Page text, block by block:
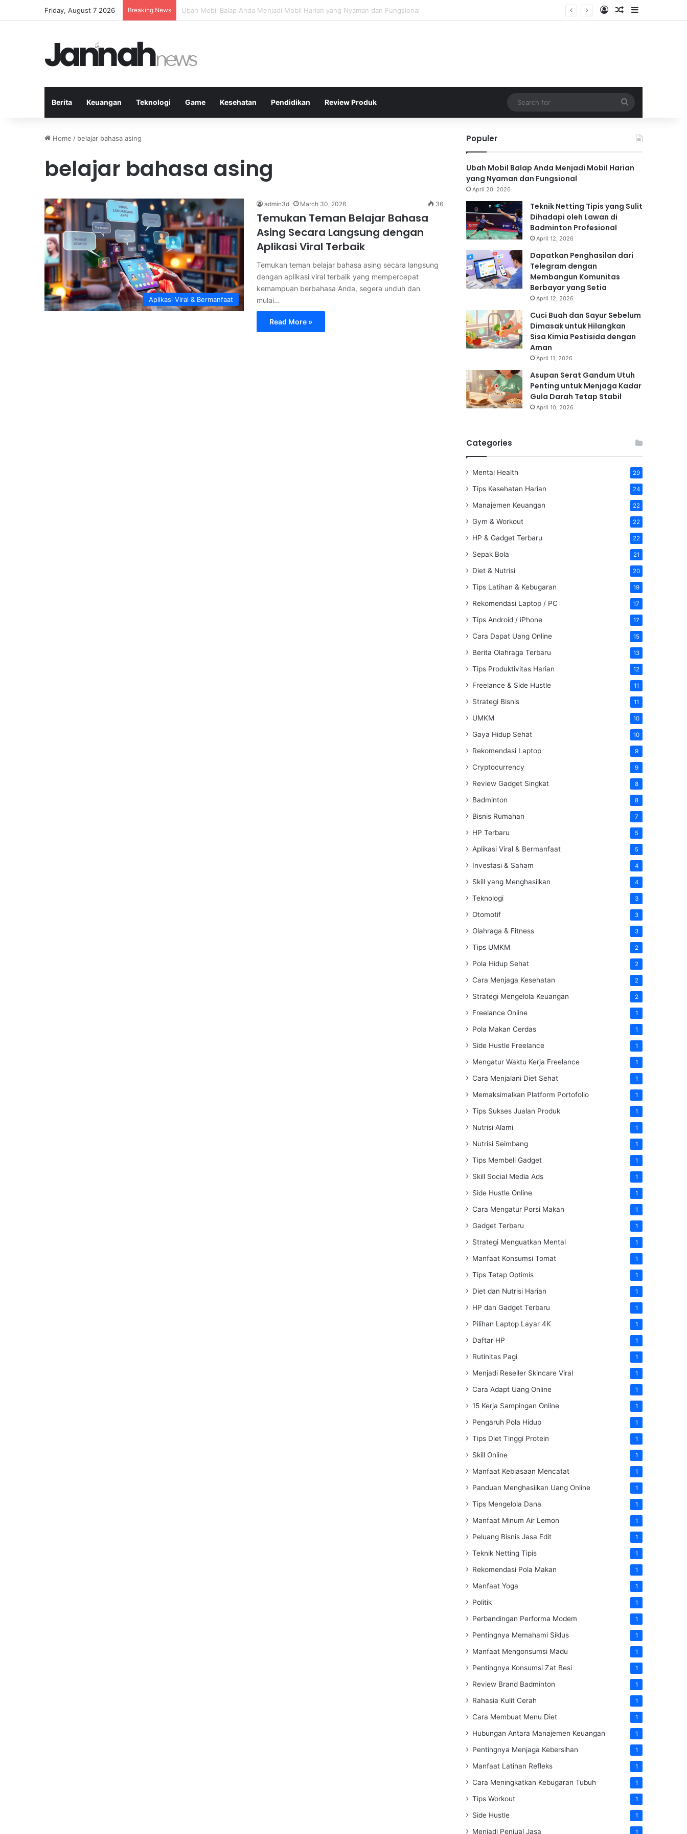
Friday, August 7 2026 Breaking News Teknik Netting Tipis yang Sulit Dihadapi oleh Lawan di Badminton Profesional Log InRandom Article
Sidebar
Berita Keuangan Teknologi Game Kesehatan Pendidikan Review Produk
for
Home / belajar bahasa asing
belajar bahasa asing
Aplikasi Viral & Bermanfaat
admin3d March 30, 2026 36
Temukan Teman Belajar Bahasa
Asing Secara Langsung dengan
Aplikasi Viral Terbaik
Temukan teman belajar bahasa asing secara langsung
dengan aplikasi viral terbaik yang mempercepat
kemampuan berbahasa Anda, segera unduh dan
mulai…
Read More »
Populer
Ubah Mobil Balap Anda Menjadi Mobil Harian
yang Nyaman dan Fungsional
April 20, 2026
Teknik Netting Tipis yang Sulit
Dihadapi oleh Lawan di
Badminton Profesional
April 12, 2026
Dapatkan Penghasilan dari
Telegram dengan
Membangun Komunitas
Berbayar yang Setia
April 12, 2026
Cuci Buah dan Sayur Sebelum
Dimasak untuk Hilangkan
Sisa Kimia Pestisida dengan
Aman
April 11, 2026
Asupan Serat Gandum Utuh
Penting untuk Menjaga Kadar
Gula Darah Tetap Stabil
April 10, 2026
Categories
Mental Health 29
Tips Kesehatan Harian 24
Manajemen Keuangan 22
Gym & Workout 22
HP & Gadget Terbaru 22
Sepak Bola 21
Diet & Nutrisi 20
Tips Latihan & Kebugaran 19
Rekomendasi Laptop / PC 17
Tips Android / iPhone 17
Cara Dapat Uang Online 15
Berita Olahraga Terbaru 13
Tips Produktivitas Harian 12
Freelance & Side Hustle 11
Strategi Bisnis 11
UMKM 10
Gaya Hidup Sehat 10
Rekomendasi Laptop 9
Cryptocurrency 9
Review Gadget Singkat 8
Badminton 8
Bisnis Rumahan 7
HP Terbaru 5
Aplikasi Viral & Bermanfaat 5
Investasi & Saham 4
Skill yang Menghasilkan 4
Teknologi 3
Otomotif 3
Olahraga & Fitness 3
Tips UMKM 2
Pola Hidup Sehat 2
Cara Menjaga Kesehatan 2
Strategi Mengelola Keuangan 2
Freelance Online 1
Pola Makan Cerdas 1
Side Hustle Freelance 1
Mengatur Waktu Kerja Freelance 1
Cara Menjalani Diet Sehat 1
Memaksimalkan Platform Portofolio 1
Tips Sukses Jualan Produk 1
Nutrisi Alami 1
Nutrisi Seimbang 1
Tips Membeli Gadget 1
Skill Social Media Ads 1
Side Hustle Online 1
Cara Mengatur Porsi Makan 1
Gadget Terbaru 1
Strategi Menguatkan Mental 1
Manfaat Konsumsi Tomat 1
Tips Tetap Optimis 1
Diet dan Nutrisi Harian 1
HP dan Gadget Terbaru 1
Pilihan Laptop Layar 4K 1
Daftar HP 1
Rutinitas Pagi 1
Menjadi Reseller Skincare Viral 1
Cara Adapt Uang Online 1
15 Kerja Sampingan Online 1
Pengaruh Pola Hidup 1
Tips Diet Tinggi Protein 1
Skill Online 1
Manfaat Kebiasaan Mencatat 1
Panduan Menghasilkan Uang Online 1
Tips Mengelola Dana 1
Manfaat Minum Air Lemon 1
Peluang Bisnis Jasa Edit 1
Teknik Netting Tipis 1
Rekomendasi Pola Makan 1
Manfaat Yoga 1
Politik 1
Perbandingan Performa Modem 1
Pentingnya Memahami Siklus 1
Manfaat Mengonsumsi Madu 1
Pentingnya Konsumsi Zat Besi 1
Review Brand Badminton 1
Rahasia Kulit Cerah 1
Cara Membuat Menu Diet 1
Hubungan Antara Manajemen Keuangan 1
Pentingnya Menjaga Kebersihan 1
Manfaat Latihan Refleks 1
Cara Meningkatkan Kebugaran Tubuh 1
Tips Workout 1
Side Hustle 1
Menjadi Penjual Jasa 1